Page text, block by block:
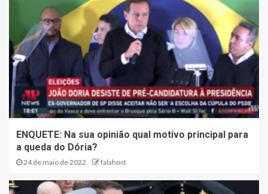
ENQUETE: Na sua opinião qual motivo principal para
a queda do Dória?
24 de maio de 2022 falahost